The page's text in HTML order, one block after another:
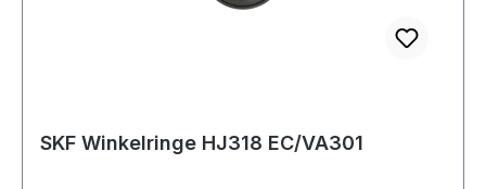
SKF Winkelringe HJ318 EC/VA301